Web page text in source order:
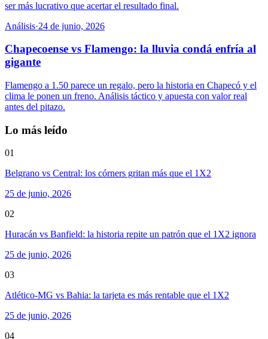
ser más lucrativo que acertar el resultado final.
Análisis·24 de junio, 2026
Chapecoense vs Flamengo: la lluvia condá enfría al
gigante
Flamengo a 1.50 parece un regalo, pero la historia en Chapecó y el
clima le ponen un freno. Análisis táctico y apuesta con valor real
antes del pitazo.
Lo más leído
01
Belgrano vs Central: los córners gritan más que el 1X2
25 de junio, 2026
02
Huracán vs Banfield: la historia repite un patrón que el 1X2 ignora
25 de junio, 2026
03
Atlético-MG vs Bahia: la tarjeta es más rentable que el 1X2
25 de junio, 2026
04